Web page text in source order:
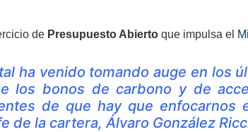
de Presupuesto Abierto que impulsa el
ha venido tomando auge en los
los bonos de carbono y de
de que hay que enfocarnos
de la cartera, Álvaro González